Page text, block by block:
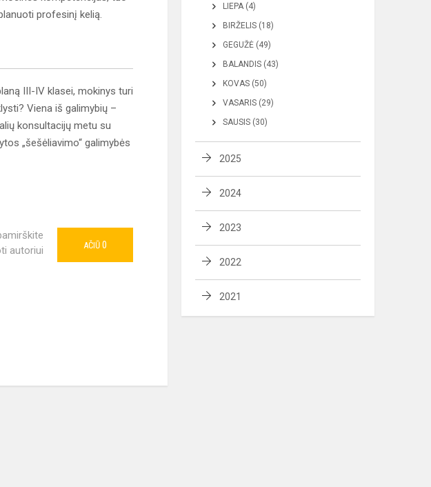
profesinį kelią.
III-IV klasei, mokinys turi
Viena iš galimybių –
konsultacijų metu su
„šešėliavimo“ galimybės
autoriui
AČIŪ 0
LIEPA (4)
BIRŽELIS (18)
GEGUŽĖ (49)
BALANDIS (43)
KOVAS (50)
VASARIS (29)
SAUSIS (30)
2025
2024
2023
2022
2021